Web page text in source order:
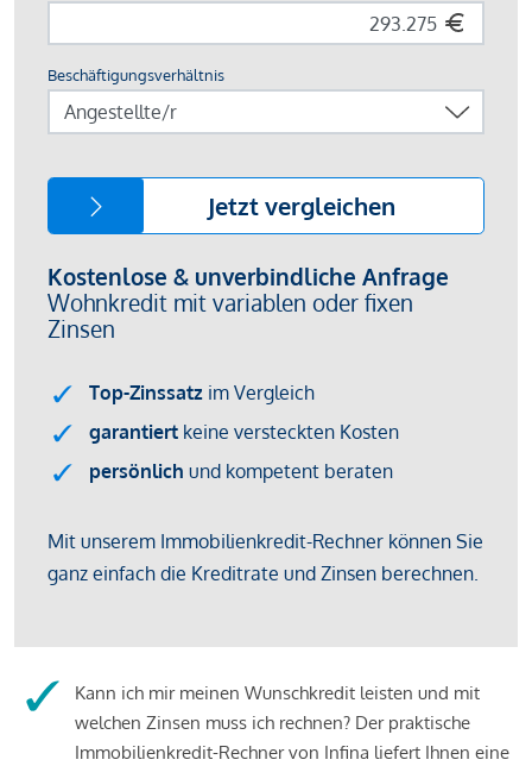
Kann ich mir meinen Wunschkredit leisten und mit
welchen Zinsen muss ich rechnen? Der praktische
Immobilienkredit-Rechner von Infina liefert Ihnen eine